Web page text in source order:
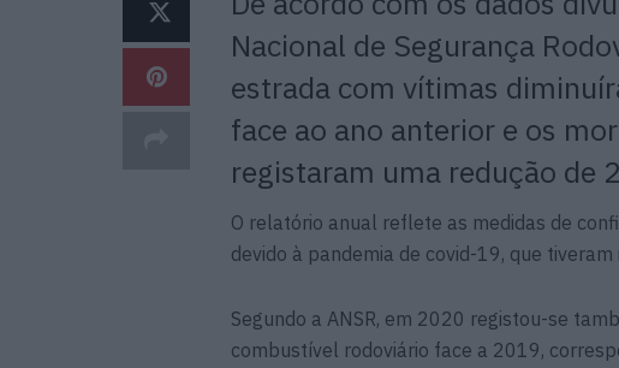
Nacional de Segurança
estrada com vítimas
face ao ano anterior e os
registaram uma redução de
O relatório anual reflete as medidas de
devido à pandemia de covid-19, que
Segundo a ANSR, em 2020 registou-se
combustível rodoviário face a 2019,